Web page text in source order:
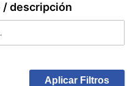
/ descripción
Aplicar Filtros